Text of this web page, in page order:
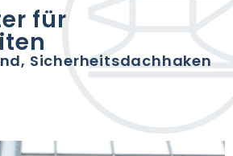
für
, Sicherheitsdachhaken